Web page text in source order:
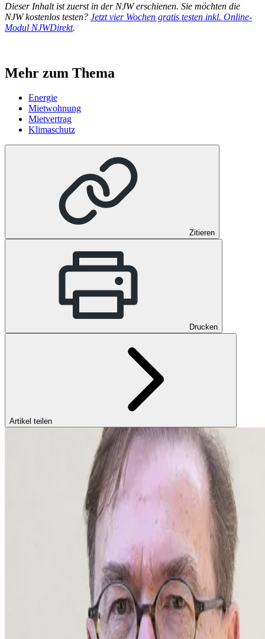
Dieser Inhalt ist zuerst in der NJW erschienen. Sie möchten die
NJW kostenlos testen? Jetzt vier Wochen gratis testen inkl. Online-
Modul NJWDirekt.
Mehr zum Thema
Energie
Mietwohnung
Mietvertrag
Klimaschutz
Zitieren
Drucken
Artikel teilen